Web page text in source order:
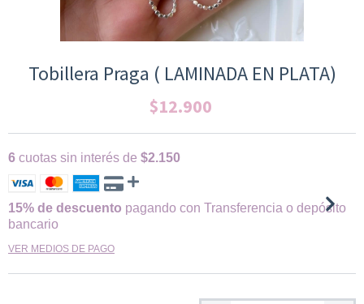
Tobillera Praga ( LAMINADA EN PLATA)
$12.900
6 cuotas sin interés de $2.150
15% de descuento pagando con Transferencia o depósito
bancario
VER MEDIOS DE PAGO